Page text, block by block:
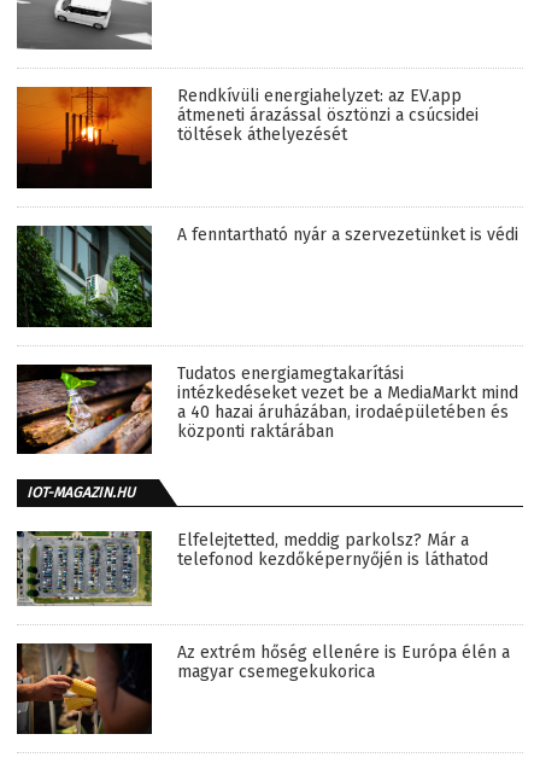
Rendkívüli energiahelyzet: az EV.app
átmeneti árazással ösztönzi a csúcsidei
töltések áthelyezését
A fenntartható nyár a szervezetünket is védi
Tudatos energiamegtakarítási
intézkedéseket vezet be a MediaMarkt mind
a 40 hazai áruházában, irodaépületében és
központi raktárában
IOT-MAGAZIN.HU
Elfelejtetted, meddig parkolsz? Már a
telefonod kezdőképernyőjén is láthatod
Az extrém hőség ellenére is Európa élén a
magyar csemegekukorica